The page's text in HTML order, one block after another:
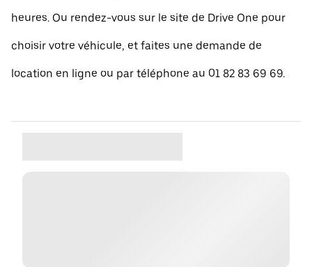
heures. Ou rendez-vous sur le site de Drive One pour
choisir votre véhicule, et faites une demande de
location en ligne ou par téléphone au 01 82 83 69 69.